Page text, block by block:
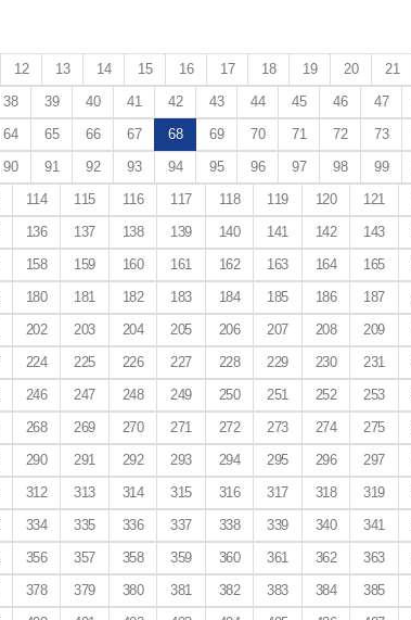
12 13 14 15 16 17 18 19 20 21
38 39 40 41 42 43 44 45 46 47
64 65 66 67 68 69 70 71 72 73
90 91 92 93 94 95 96 97 98 99
114 115 116 117 118 119 120 121
136 137 138 139 140 141 142 143
158 159 160 161 162 163 164 165
180 181 182 183 184 185 186 187
202 203 204 205 206 207 208 209
224 225 226 227 228 229 230 231
246 247 248 249 250 251 252 253
268 269 270 271 272 273 274 275
290 291 292 293 294 295 296 297
312 313 314 315 316 317 318 319
334 335 336 337 338 339 340 341
356 357 358 359 360 361 362 363
378 379 380 381 382 383 384 385